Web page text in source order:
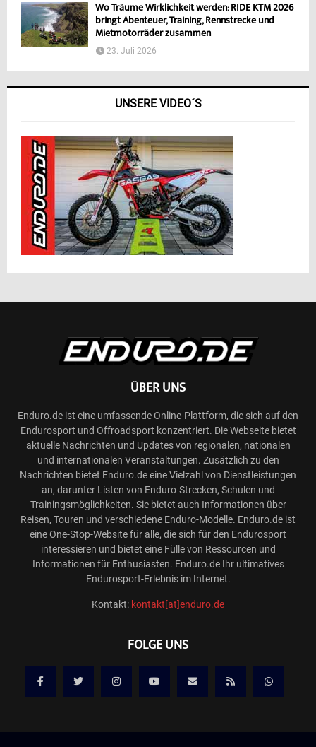
Wo Träume Wirklichkeit werden: RIDE KTM 2026
bringt Abenteuer, Training, Rennstrecke und
Mietmotorräder zusammen
23. Juli 2026
UNSERE VIDEO´S
ÜBER UNS
Enduro.de ist eine umfassende Online-Plattform, die sich auf den
Endurosport und Offroadsport konzentriert. Die Webseite bietet
aktuelle Nachrichten und Updates von regionalen, nationalen
und internationalen Veranstaltungen. Zusätzlich zu den
Nachrichten bietet Enduro.de eine Vielzahl von Dienstleistungen
an, darunter Listen von Enduro-Strecken, Schulen und
Trainingsmöglichkeiten. Sie bietet auch Informationen über
Reisen, Touren und verschiedene Enduro-Modelle. Enduro.de ist
eine One-Stop-Website für alle, die sich für den Endurosport
interessieren und bietet eine Fülle von Ressourcen und
Informationen für Enthusiasten. Enduro.de Ihr ultimatives
Endurosport-Erlebnis im Internet.
Kontakt: kontakt[at]enduro.de
FOLGE UNS